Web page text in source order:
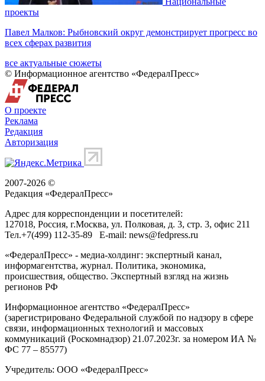
проекты
Павел Малков: Рыбновский округ демонстрирует прогресс во
всех сферах развития
все актуальные сюжеты
© Информационное агентство «ФедералПресс»
О проекте
Реклама
Редакция
Авторизация
2007-2026 ©
Редакция «ФедералПресс»
Адрес для корреспонденции и посетителей:
127018, Россия, г.Москва, ул. Полковая, д. 3, стр. 3, офис 211
Тел.+7(499) 112-35-89 E-mail: news@fedpress.ru
«ФедералПресс» - медиа-холдинг: экспертный канал,
информагентства, журнал. Политика, экономика,
происшествия, общество. Экспертный взгляд на жизнь
регионов РФ
Информационное агентство «ФедералПресс»
(зарегистрировано Федеральной службой по надзору в сфере
связи, информационных технологий и массовых
коммуникаций (Роскомнадзор) 21.07.2023г. за номером ИА №
ФС 77 – 85577)
Учредитель: ООО «ФедералПресс»